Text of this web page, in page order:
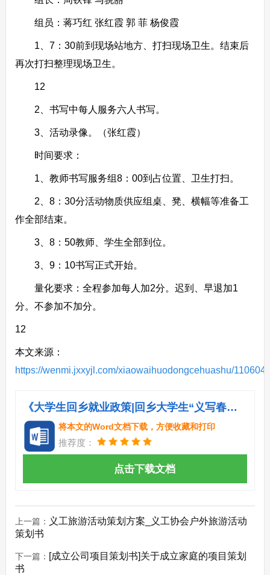
组员：蒋巧红 张红霞 郭 菲 杨俊霞
1、7：30前到现场站地方、打扫现场卫生。结束后
再次打扫整理现场卫生。
12
2、书写中每人服务六人书写。
3、活动录像。（张红霞）
时间要求：
1、教师书写服务组8：00到占位置、卫生打扫。
2、8：30分活动物质供应组桌、凳、横幅等准备工
作全部结束。
3、8：50教师、学生全部到位。
3、9：10书写正式开始。
量化要求：全程参加每人加2分。迟到、早退加1
分。不参加不加分。
12
本文来源：
https://wenmi.jxxyjl.com/xiaowaihuodongcehuashu/
《大学生回乡就业政策|回乡大学生“义写春联 回馈社会”活动策划书.doc》
将本文的Word文档下载，方便收藏和打印
推荐度：
点击下载文档
上一篇： 义工旅游活动策划方案_义工协会户外旅游活动
策划书
下一篇：
[成立公司项目策划书]关于成立家庭的项目策划
书